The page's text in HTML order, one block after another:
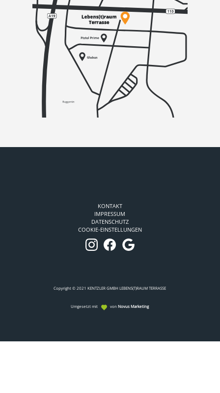
KONTAKT
IMPRESSUM
DATENSCHUTZ
COOKIE-EINSTELLUNGEN
Copyright © 2021 KENTZLER GMBH LEBENS(T)RAUM TERRASSE
Umgesetzt mit vonNovus Marketing